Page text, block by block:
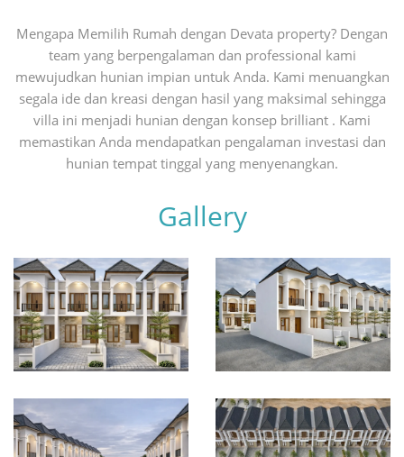
Mengapa Memilih Rumah dengan Devata property? Dengan
team yang berpengalaman dan professional kami
mewujudkan hunian impian untuk Anda. Kami menuangkan
segala ide dan kreasi dengan hasil yang maksimal sehingga
villa ini menjadi hunian dengan konsep brilliant . Kami
memastikan Anda mendapatkan pengalaman investasi dan
hunian tempat tinggal yang menyenangkan.
Gallery